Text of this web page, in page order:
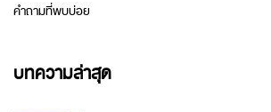
คำถามที่พบบ่อย
บทความล่าสุด